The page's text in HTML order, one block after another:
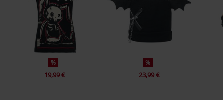
%
19,99 €
%
23,99 €